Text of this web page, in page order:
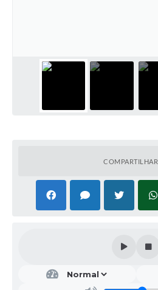
COMPARTILHAR